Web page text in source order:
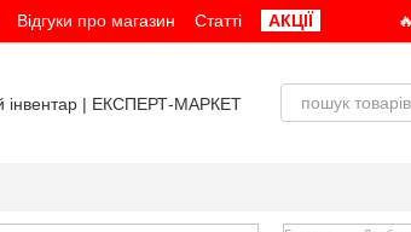
Відгуки про магазин Статті АКЦІЇ